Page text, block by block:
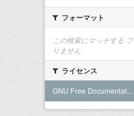
フォーマット
この検索にマッチする
りません
ライセンス
GNU Free Documentat...